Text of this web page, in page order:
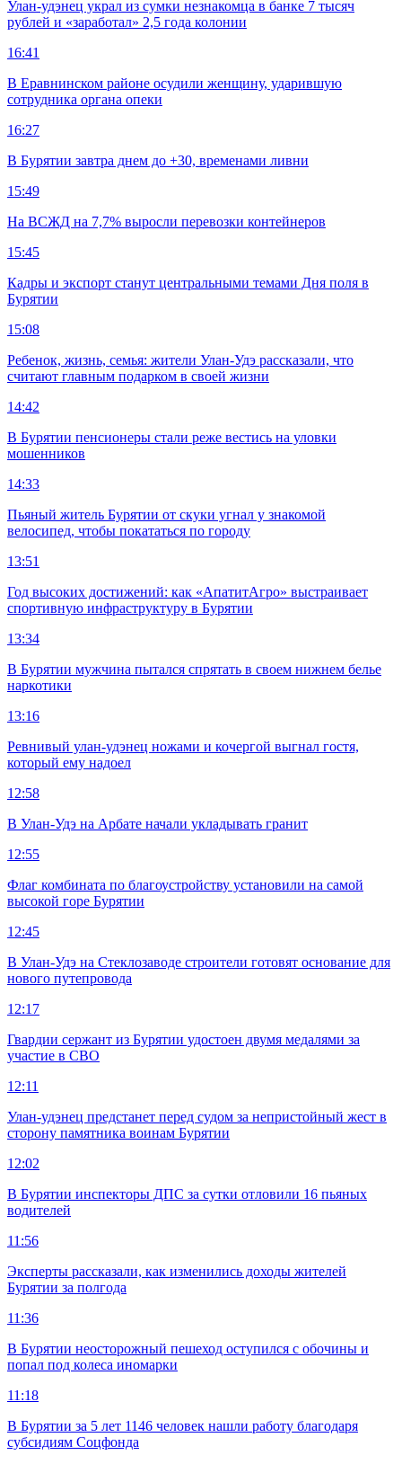
Улан-удэнец украл из сумки незнакомца в банке 7 тысяч
рублей и «заработал» 2,5 года колонии
16:41
В Еравнинском районе осудили женщину, ударившую
сотрудника органа опеки
16:27
В Бурятии завтра днем до +30, временами ливни
15:49
На ВСЖД на 7,7% выросли перевозки контейнеров
15:45
Кадры и экспорт станут центральными темами Дня поля в
Бурятии
15:08
Ребенок, жизнь, семья: жители Улан-Удэ рассказали, что
считают главным подарком в своей жизни
14:42
В Бурятии пенсионеры стали реже вестись на уловки
мошенников
14:33
Пьяный житель Бурятии от скуки угнал у знакомой
велосипед, чтобы покататься по городу
13:51
Год высоких достижений: как «АпатитАгро» выстраивает
спортивную инфраструктуру в Бурятии
13:34
В Бурятии мужчина пытался спрятать в своем нижнем белье
наркотики
13:16
Ревнивый улан-удэнец ножами и кочергой выгнал гостя,
который ему надоел
12:58
В Улан-Удэ на Арбате начали укладывать гранит
12:55
Флаг комбината по благоустройству установили на самой
высокой горе Бурятии
12:45
В Улан-Удэ на Стеклозаводе строители готовят основание для
нового путепровода
12:17
Гвардии сержант из Бурятии удостоен двумя медалями за
участие в СВО
12:11
Улан-удэнец предстанет перед судом за непристойный жест в
сторону памятника воинам Бурятии
12:02
В Бурятии инспекторы ДПС за сутки отловили 16 пьяных
водителей
11:56
Эксперты рассказали, как изменились доходы жителей
Бурятии за полгода
11:36
В Бурятии неосторожный пешеход оступился с обочины и
попал под колеса иномарки
11:18
В Бурятии за 5 лет 1146 человек нашли работу благодаря
субсидиям Соцфонда